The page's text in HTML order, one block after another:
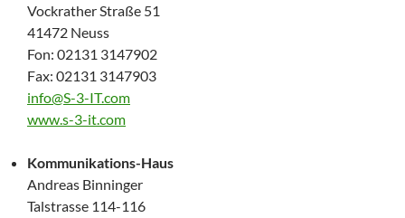
Vockrather Straße 51
41472 Neuss
Fon: 02131 3147902
Fax: 02131 3147903
info@S-3-IT.com
www.s-3-it.com
Kommunikations-Haus
Andreas Binninger
Talstrasse 114-116